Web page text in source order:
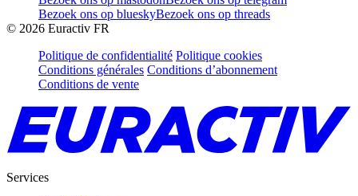
Bezoek ons op blueskyBezoek ons op threads
© 2026 Euractiv FR
Politique de confidentialité Politique cookies
Conditions générales Conditions d’abonnement
Conditions de vente
Services